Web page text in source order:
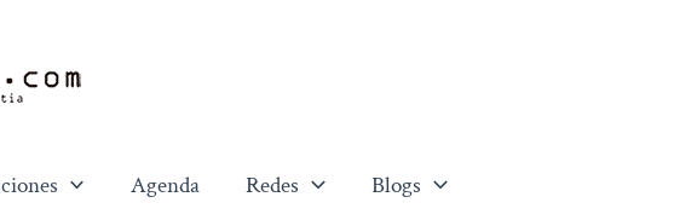
Agenda Redes Blogs